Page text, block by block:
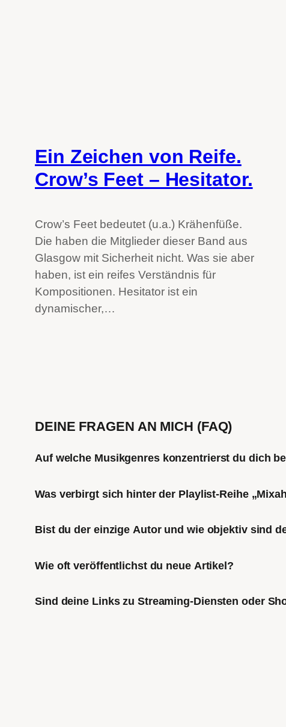
Ein Zeichen von Reife.
Crow’s Feet – Hesitator.
Crow’s Feet bedeutet (u.a.) Krähenfüße.
Die haben die Mitglieder dieser Band aus
Glasgow mit Sicherheit nicht. Was sie aber
haben, ist ein reifes Verständnis für
Kompositionen. Hesitator ist ein
dynamischer,…
DEINE FRAGEN AN MICH (FAQ)
Auf welche Musikgenres konzentrierst du dich
Was verbirgt sich hinter der Playlist-Reihe
Bist du der einzige Autor und wie objektiv sind
Wie oft veröffentlichst du neue Artikel?
Sind deine Links zu Streaming-Diensten oder